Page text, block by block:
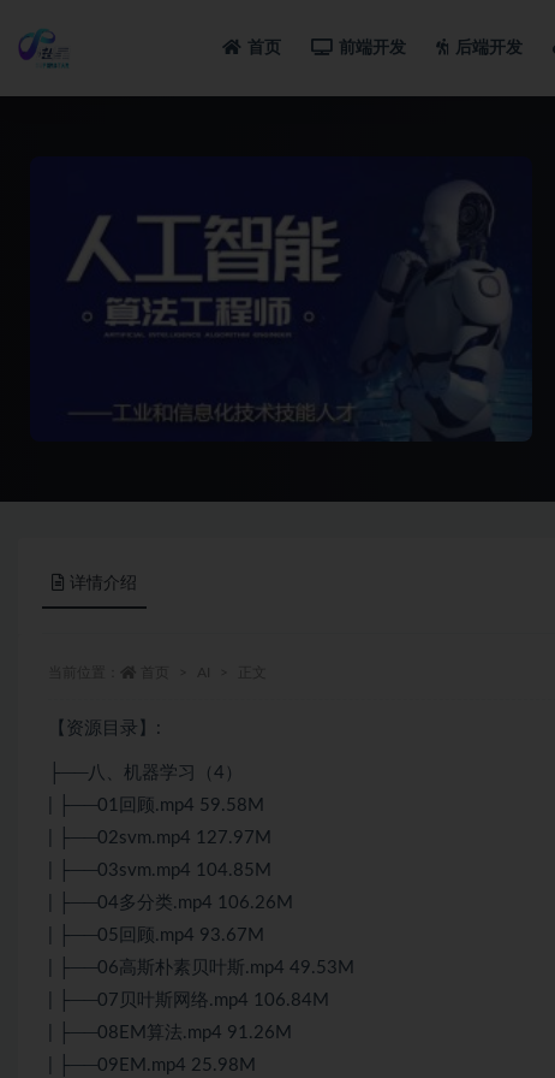
首页 前端开发 后端开发
详情介绍
【资源目录】:
├──八、机器学习（4）
| ├──01回顾.mp4 59.58M
| ├──02svm.mp4 127.97M
| ├──03svm.mp4 104.85M
| ├──04多分类.mp4 106.26M
| ├──05回顾.mp4 93.67M
| ├──06高斯朴素贝叶斯.mp4 49.53M
| ├──07贝叶斯网络.mp4 106.84M
| ├──08EM算法.mp4 91.26M
| ├──09EM.mp4 25.98M